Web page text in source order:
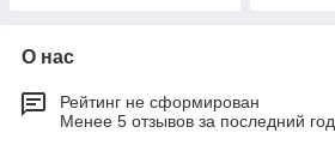
О нас
Рейтинг не сформирован
Менее 5 отзывов за последний год